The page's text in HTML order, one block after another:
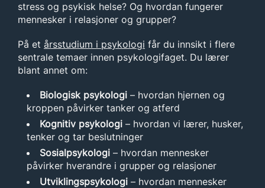
stress og psykisk helse? Og hvordan fungerer
mennesker i relasjoner og grupper?
På et årsstudium i psykologi får du innsikt i flere
sentrale temaer innen psykologifaget. Du lærer
blant annet om:
Biologisk psykologi – hvordan hjernen og
kroppen påvirker tanker og atferd
Kognitiv psykologi – hvordan vi lærer, husker,
tenker og tar beslutninger
Sosialpsykologi – hvordan mennesker
påvirker hverandre i grupper og relasjoner
Utviklingspsykologi – hvordan mennesker